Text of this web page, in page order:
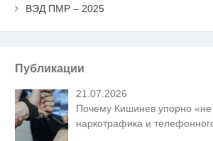
ВЭД ПМР – 2025
Публикации
21.07.2026
Почему Кишинев упорно «не
наркотрафика и